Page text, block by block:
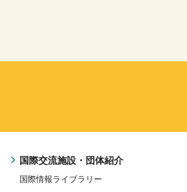
国際交流施設・団体紹介
国際情報ライブラリー